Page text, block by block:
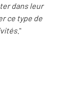
dans leur
ce type de
."